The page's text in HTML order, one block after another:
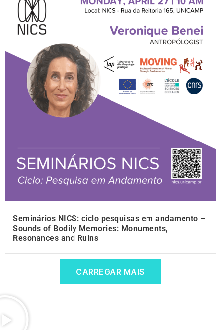
Seminários NICS: ciclo pesquisas em andamento –
Sounds of Bodily Memories: Monuments,
Resonances and Ruins
CARREGAR MAIS